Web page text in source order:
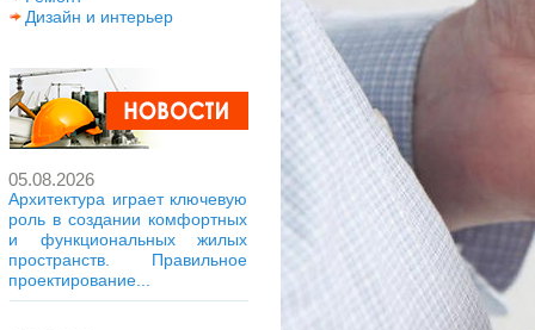
Дизайн и интерьер
05.08.2026
Архитектура играет ключевую
роль в создании комфортных
и функциональных жилых
пространств. Правильное
проектирование...